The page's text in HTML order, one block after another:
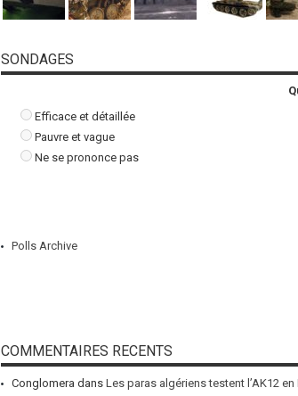
SONDAGES
Efficace et détaillée
Pauvre et vague
Ne se prononce pas
Polls Archive
COMMENTAIRES RECENTS
Conglomera dans Les paras algériens testent l’AK12 en